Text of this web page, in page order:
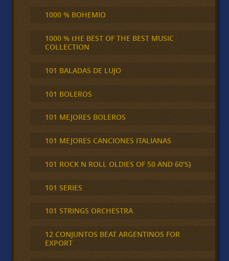
1000 % BOHEMIO
1000 % tHE BEST OF THE BEST MUSIC
COLLECTION
101 BALADAS DE LUJO
101 BOLEROS
101 MEJORES BOLEROS
101 MEJORES CANCIONES ITALIANAS
101 ROCK N ROLL OLDIES OF 50 AND 60'S}
101 SERIES
101 STRINGS ORCHESTRA
12 CONJUNTOS BEAT ARGENTINOS FOR
EXPORT